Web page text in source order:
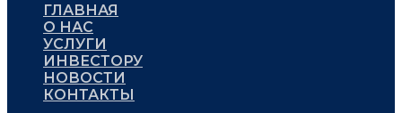
ГЛАВНАЯ
О НАС
УСЛУГИ
ИНВЕСТОРУ
НОВОСТИ
КОНТАКТЫ